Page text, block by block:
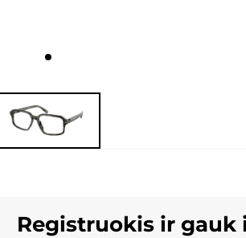
Registruokis ir